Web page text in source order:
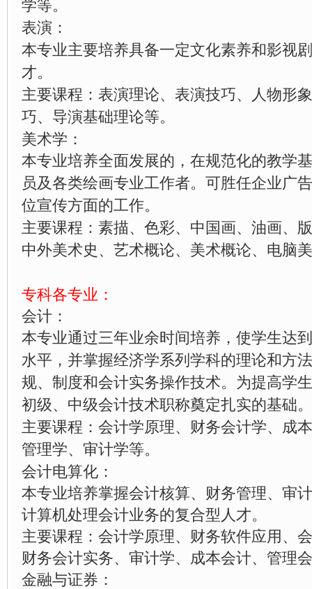
学等。
表演：
本专业主要培养具备一定文化素养和影视
才。
主要课程：表演理论、表演技巧、人物形
巧、导演基础理论等。
美术学：
本专业培养全面发展的，在规范化的教学
员及各类绘画专业工作者。可胜任企业广
位宣传方面的工作。
主要课程：素描、色彩、中国画、油画、
中外美术史、艺术概论、美术概论、电脑
专科各专业：
会计：
本专业通过三年业余时间培养，使学生达
水平，并掌握经济学系列学科的理论和方
规、制度和会计实务操作技术。为提高学
初级、中级会计技术职称奠定扎实的基础。
主要课程：会计学原理、财务会计学、成
管理学、审计学等。
会计电算化：
本专业培养掌握会计核算、财务管理、审
计算机处理会计业务的复合型人才。
主要课程：会计学原理、财务软件应用、
财务会计实务、审计学、成本会计、管理
金融与证券：